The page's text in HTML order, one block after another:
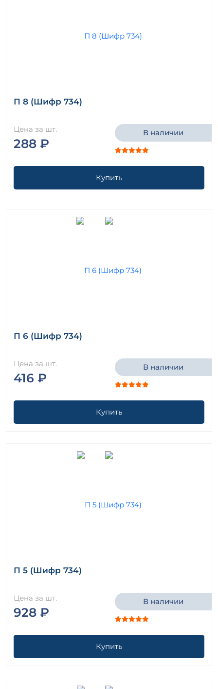
П 8 (Шифр 734)
Цена за шт.
288 ₽
В наличии
Купить
П 6 (Шифр 734)
Цена за шт.
416 ₽
В наличии
Купить
П 5 (Шифр 734)
Цена за шт.
928 ₽
В наличии
Купить